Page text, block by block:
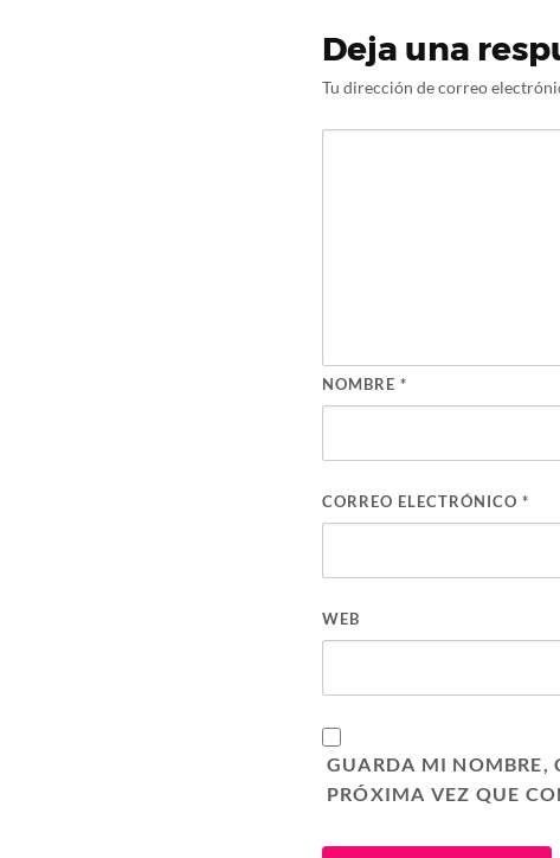
Deja una
Tu dirección de correo
NOMBRE *
CORREO ELECTRÓNICO *
WEB
GUARDA MI NOMBRE,
PRÓXIMA VEZ QUE